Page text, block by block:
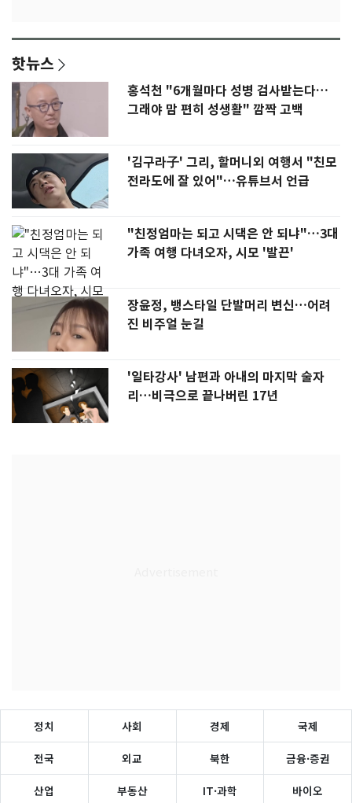
핫뉴스
홍석천 "6개월마다 성병 검사받는다…
그래야 맘 편히 성생활" 깜짝 고백
'김구라子' 그리, 할머니외 여행서 "친모
전라도에 잘 있어"…유튜브서 언급
"친정엄마는 되고 시댁은 안 되냐"…3대
가족 여행 다녀오자, 시모 '발끈'
장윤정, 뱅스타일 단발머리 변신…어려
진 비주얼 눈길
'일타강사' 남편과 아내의 마지막 술자
리…비극으로 끝나버린 17년
정치 사회 경제 국제
전국 외교 북한 금융·증권
산업 부동산 IT·과학 바이오